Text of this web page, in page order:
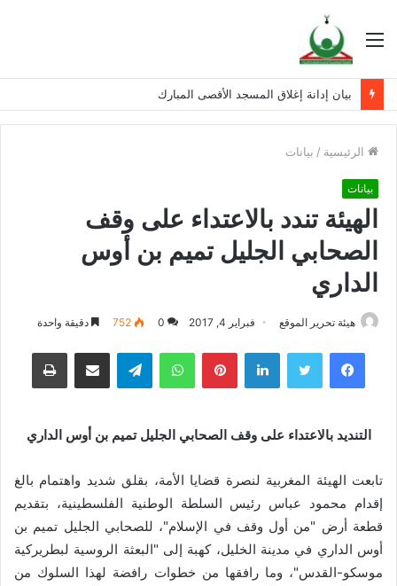
القائمة
بيان إدانة إغلاق المسجد الأقصى المبارك
الرئيسية / بيانات
بيانات
الهيئة تندد بالاعتداء على وقف
الصحابي الجليل تميم بن أوس
الداري
هيئة تحرير الموقع فبراير 4, 2017 0
752 دقيقة واحدة
فيسبوك تويتر لينكدإن بينتيريستواتساب تيلقرام مشاركة عبر البريد طباعة
التنديد بالاعتداء على وقف الصحابي الجليل تميم بن أوس الداري
تابعت الهيئة المغربية لنصرة قضايا الأمة، بقلق شديد واهتمام بالغ
إقدام محمود عباس رئيس السلطة الوطنية الفلسطينية، بتقديم
قطعة أرض "من أول وقف في الإسلام"، للصحابي الجليل تميم بن
أوس الداري في مدينة الخليل، كهبة إلى "البعثة الروسية لبطريركية
موسكو-القدس"، وما رافقها من خطوات رافضة لهذا السلوك من